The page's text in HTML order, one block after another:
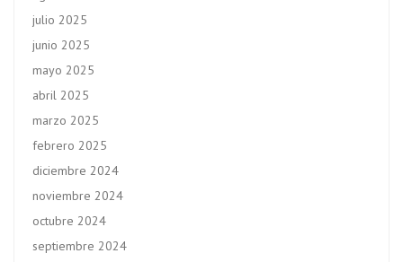
julio 2025
junio 2025
mayo 2025
abril 2025
marzo 2025
febrero 2025
diciembre 2024
noviembre 2024
octubre 2024
septiembre 2024